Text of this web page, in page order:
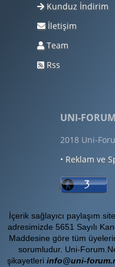
Kunduz İndirim
İletişim
Team
Rss
UNI-
2018 Uni-
• Reklam ve
İçerik sağlayıcı paylaşım
adresimizde 5651 Sayılı
Maddesine göre tüm
sorumludur. Uni-
şikayetleri info@uni-